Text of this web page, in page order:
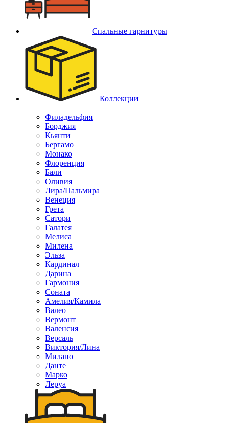
Спальные гарнитуры
Коллекции
Филадельфия
Борджия
Кьянти
Бергамо
Монако
Флоренция
Бали
Оливия
Лира/Пальмира
Венеция
Грета
Сатори
Галатея
Мелиса
Милена
Эльза
Кардинал
Дарина
Гармония
Соната
Амелия/Камила
Валео
Вермонт
Валенсия
Версаль
Виктория/Лина
Милано
Данте
Марко
Леруа